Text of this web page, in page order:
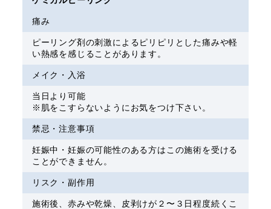
痛み
ピーリング剤の刺激によるピリピリとした痛みや軽
い熱感を感じることがあります。
メイク・入浴
当日より可能
※肌をこすらないようにお気をつけ下さい。
禁忌・注意事項
妊娠中・妊娠の可能性のある方はこの施術を受ける
ことができません。
リスク・副作用
施術後、赤みや乾燥、皮剥けが２〜３日程度続くこ